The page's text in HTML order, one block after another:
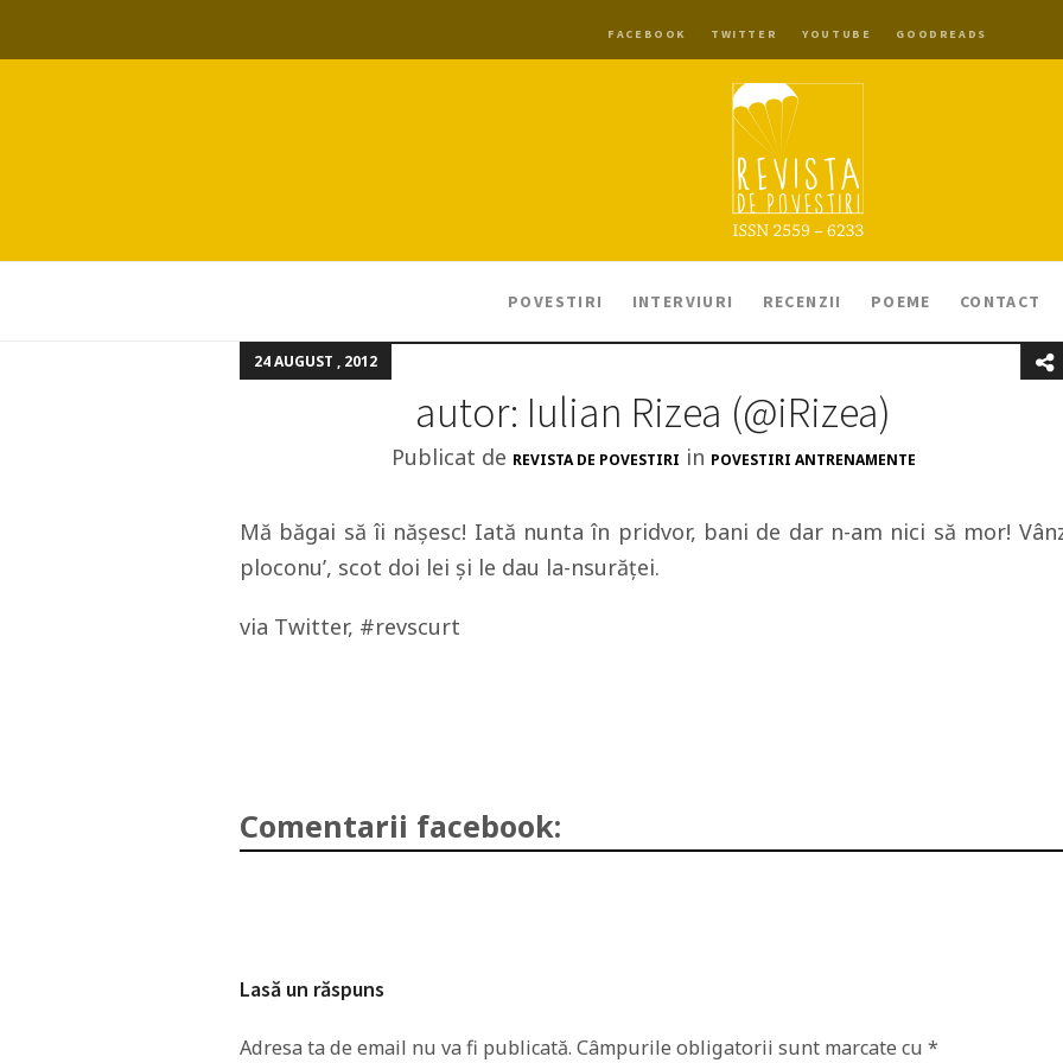
FACEBOOK TWITTER YOUTUBE GOODREADS
POVESTIRI INTERVIURI RECENZII POEME CONTACT
24 AUGUST , 2012
autor: Iulian Rizea (@iRizea)
Publicat de REVISTA DE POVESTIRI in POVESTIRI ANTRENAMENTE
Mă băgai să îi năşesc! Iată nunta în pridvor, bani de dar n-am nici să mor!
ploconu’, scot doi lei şi le dau la-nsurăţei.
via Twitter, #revscurt
Comentarii facebook:
Lasă un răspuns
Adresa ta de email nu va fi publicată. Câmpurile obligatorii sunt marcate cu *